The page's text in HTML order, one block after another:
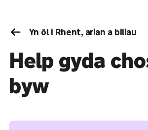
Yn ôl i Rhent, arian a biliau
Help gyda
byw